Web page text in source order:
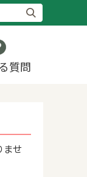
質問
ませ